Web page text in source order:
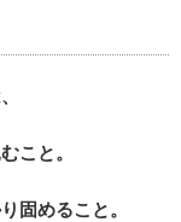
こと。
固めること。